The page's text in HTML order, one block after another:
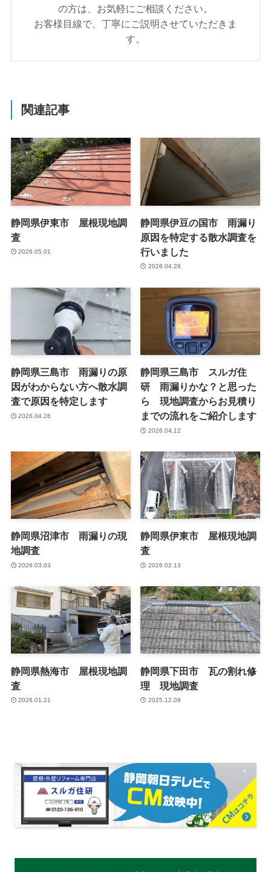
の方は、お気軽にご相談ください。
お客様目線で、丁寧にご説明させていただきま
す。
関連記事
静岡県伊東市 屋根現地調
査
2026.05.01
静岡県伊豆の国市 雨漏り
原因を特定する散水調査を
行いました
2026.04.28
静岡県三島市 雨漏りの原
因がわからない方へ散水調
査で原因を特定します
2026.04.26
静岡県三島市 スルガ住
研 雨漏りかな？と思った
ら 現地調査からお見積り
までの流れをご紹介します
2026.04.12
静岡県沼津市 雨漏りの現
地調査
2026.03.03
静岡県伊東市 屋根現地調
査
2026.02.13
静岡県熱海市 屋根現地調
査
2026.01.21
静岡県下田市 瓦の割れ修
理 現地調査
2025.12.09